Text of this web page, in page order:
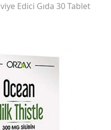
Edici Gıda 30 Tablet